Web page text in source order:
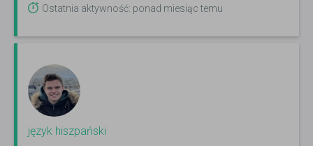
Ostatnia aktywność: ponad miesiąc temu
język hiszpański